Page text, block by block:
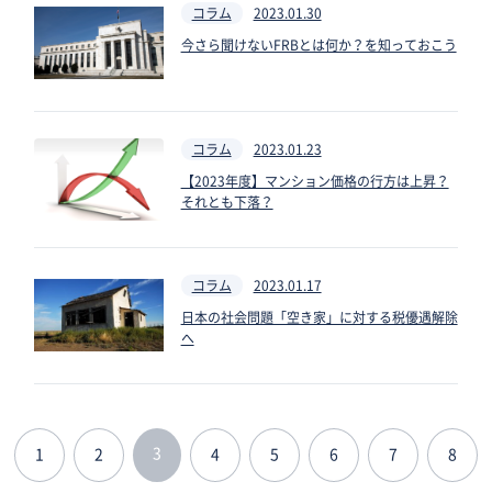
コラム 2023.01.30
今さら聞けないFRBとは何か？を知っておこう
コラム 2023.01.23
【2023年度】マンション価格の行方は上昇？
それとも下落？
コラム 2023.01.17
日本の社会問題「空き家」に対する税優遇解除
へ
1 2 3 4 5 6 7 8